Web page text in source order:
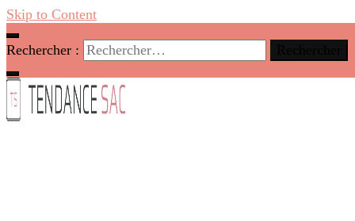
Skip to Content
Rechercher :